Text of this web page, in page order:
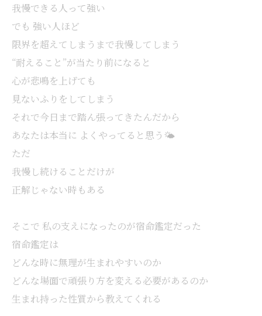
我慢できる人って強い
でも 強い人ほど
限界を超えてしまうまで我慢してしまう
“耐えること”が当たり前になると
心が悲鳴を上げても
見ないふりをしてしまう
それで今日まで踏ん張ってきたんだから
あなたは本当に よくやってると思う🌤️
ただ
我慢し続けることだけが
正解じゃない時もある
そこで 私の支えになったのが宿命鑑定だった
宿命鑑定は
どんな時に無理が生まれやすいのか
どんな場面で頑張り方を変える必要があるのか
生まれ持った性質から教えてくれる